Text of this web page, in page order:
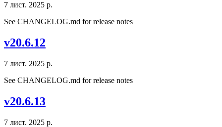
7 лист. 2025 р.
See CHANGELOG.md for release notes
v20.6.12
7 лист. 2025 р.
See CHANGELOG.md for release notes
v20.6.13
7 лист. 2025 р.